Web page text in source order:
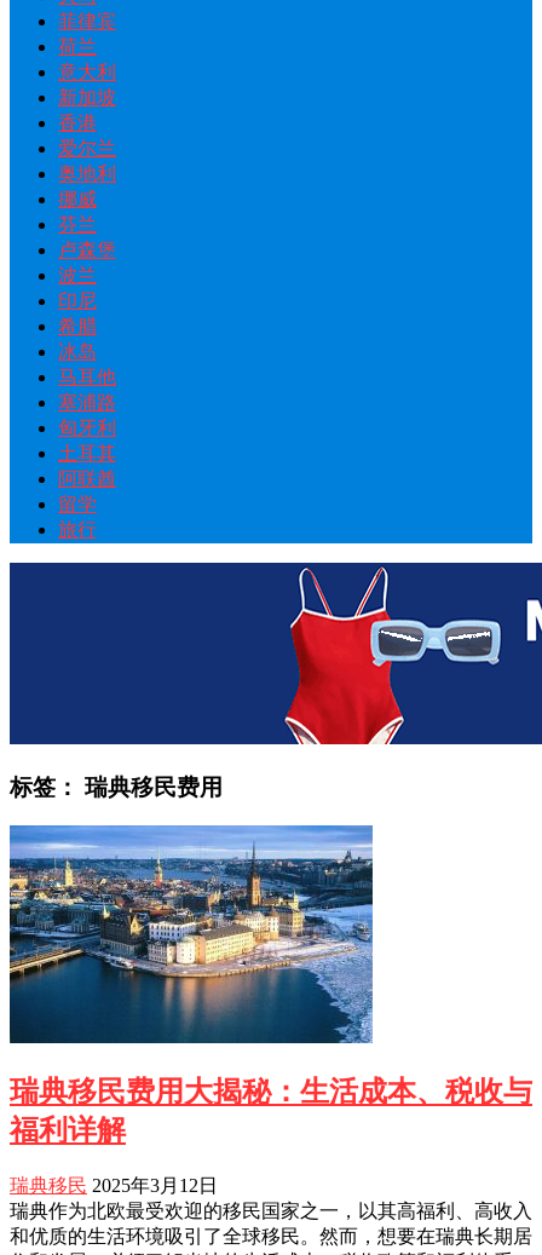
菲律宾
荷兰
意大利
新加坡
香港
爱尔兰
奥地利
挪威
芬兰
卢森堡
波兰
印尼
希腊
冰岛
马耳他
塞浦路
匈牙利
土耳其
阿联酋
留学
旅行
标签： 瑞典移民费用
瑞典移民费用大揭秘：生活成本、税收与
福利详解
瑞典移民 2025年3月12日
瑞典作为北欧最受欢迎的移民国家之一，以其高福利、高收入
和优质的生活环境吸引了全球移民。然而，想要在瑞典长期居